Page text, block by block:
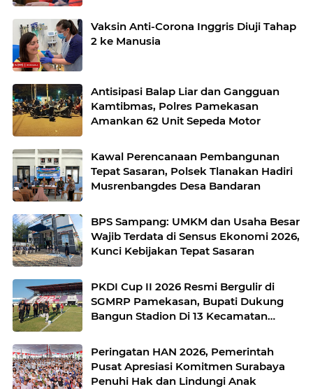
Vaksin Anti-Corona Inggris Diuji Tahap
2 ke Manusia
Antisipasi Balap Liar dan Gangguan
Kamtibmas, Polres Pamekasan
Amankan 62 Unit Sepeda Motor
Kawal Perencanaan Pembangunan
Tepat Sasaran, Polsek Tlanakan Hadiri
Musrenbangdes Desa Bandaran
BPS Sampang: UMKM dan Usaha Besar
Wajib Terdata di Sensus Ekonomi 2026,
Kunci Kebijakan Tepat Sasaran
PKDI Cup II 2026 Resmi Bergulir di
SGMRP Pamekasan, Bupati Dukung
Bangun Stadion Di 13 Kecamatan
Peringatan HAN 2026, Pemerintah
Pusat Apresiasi Komitmen Surabaya
Penuhi Hak dan Lindungi Anak